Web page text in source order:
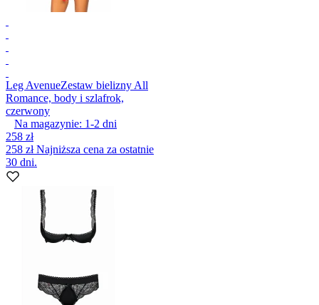
Leg AvenueZestaw bielizny All
Romance, body i szlafrok,
czerwony
Na magazynie: 1-2 dni
258 zł
258 złNajniższa cena za ostatnie
30 dni.